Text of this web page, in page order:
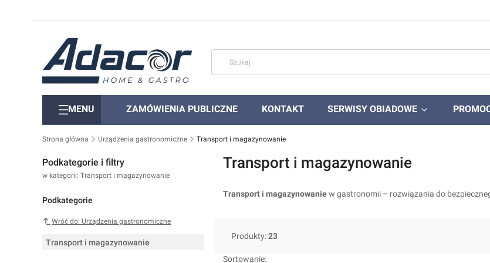
MENU ZAMÓWIENIA PUBLICZNE KONTAKT SERWISY OBIADOWE
Strona główna Urządzenia gastronomiczne Transport i magazynowanie
Podkategorie i filtry
w kategorii: Transport i magazynowanie
Podkategorie
Wróć do: Urządzenia gastronomiczne
Transport i magazynowanie
Transport i magazynowanie
Transport i magazynowaniew gastronomii – rozwiązania do
Produkty:23
Sortowanie: